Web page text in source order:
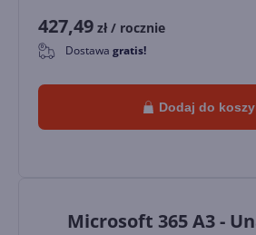
427,49 zł / rocznie
0 Dostawa gratis!
Dodaj do
Microsoft 365 A3 -